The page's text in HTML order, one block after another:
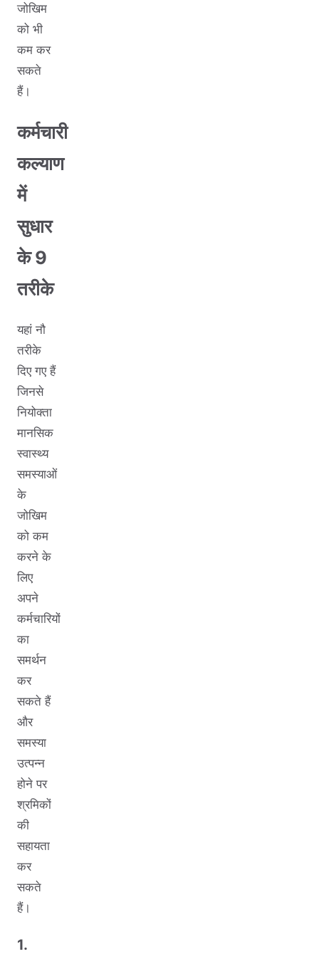
जोखिम
को भी
कम कर
सकते
हैं।
कर्मचारी
कल्याण
में
सुधार
के 9
तरीके
यहां नौ
तरीके
दिए गए हैं
जिनसे
नियोक्ता
मानसिक
स्वास्थ्य
समस्याओं
के
जोखिम
को कम
करने के
लिए
अपने
कर्मचारियों
का
समर्थन
कर
सकते हैं
और
समस्या
उत्पन्न
होने पर
श्रमिकों
की
सहायता
कर
सकते
हैं।
1.